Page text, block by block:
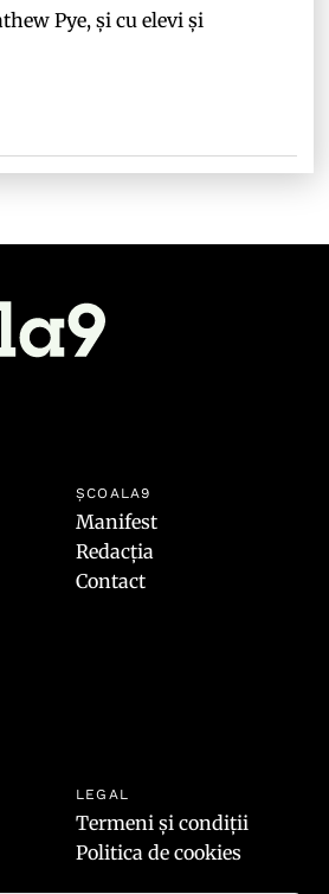
Pye, și cu elevi și
ȘCOALA9
Manifest
Redacția
Contact
LEGAL
Termeni și condiții
Politica de cookies